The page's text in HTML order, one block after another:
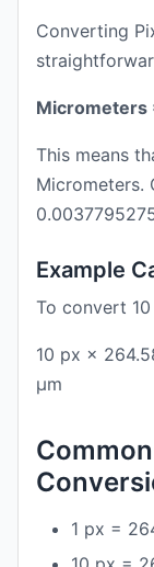
Converting
This means
Micrometers.
Example
To convert
10 px ×
μm
1 px =